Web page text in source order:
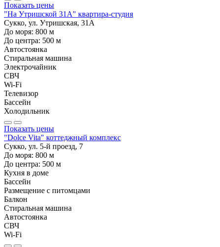
Показать цены
"На Утришской 31А" квартира-студия
Сукко, ул. Утришская, 31А
До моря: 800 м
До центра: 500 м
Автостоянка
Стиральная машина
Электрочайник
СВЧ
Wi-Fi
Телевизор
Бассейн
Холодильник
Показать цены
"Dolce Vita" коттеджный комплекс
Сукко, ул. 5-й проезд, 7
До моря: 800 м
До центра: 500 м
Кухня в доме
Бассейн
Размещение с питомцами
Балкон
Стиральная машина
Автостоянка
СВЧ
Wi-Fi